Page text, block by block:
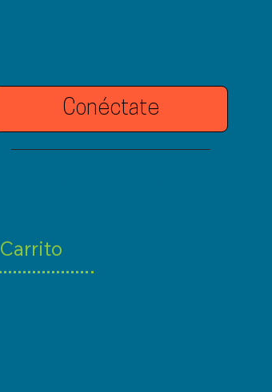
Conéctate
Carrito